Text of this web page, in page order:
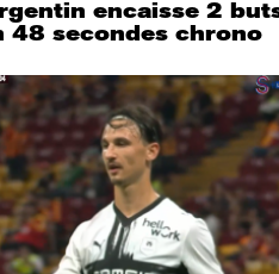
encaisse 2
48 secondes chrono